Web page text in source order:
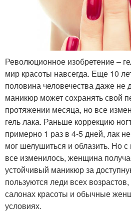
Революционное изобретение –
мир красоты навсегда. Еще 10
половина человечества даже не
маникюр может сохранять свой
протяжении месяца, но все
гель лака. Раньше коррекцию
примерно 1 раз в 4-5 дней, лак
мог шелушиться и облазить. Но
все изменилось, женщина
устойчивый маникюр за
пользуются леди всех
салонах красоты и обычные
условиях.